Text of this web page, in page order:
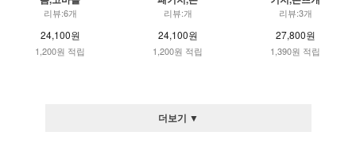
리뷰:6개
24,100원
1,200원 적립
리뷰:개
24,100원
1,200원 적립
리뷰:3개
27,800원
1,390원 적립
더보기 ▼